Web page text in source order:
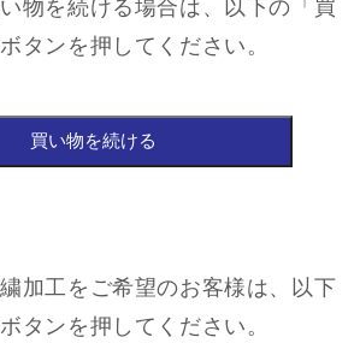
物を続ける場合は、以下の「買
タンを押してください。
加工をご希望のお客様は、以下
タンを押してください。